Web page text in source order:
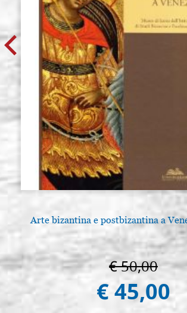
Arte bizantina e postbizantina a
€ 50,00
€ 45,00